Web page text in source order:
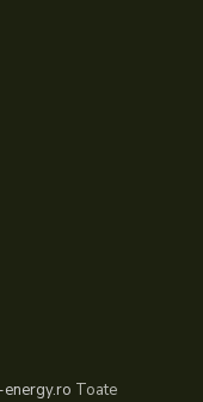
energy.ro Toate